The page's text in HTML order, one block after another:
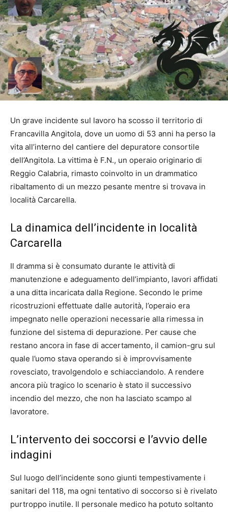
Un grave incidente sul lavoro ha scosso il territorio di
Francavilla Angitola, dove un uomo di 53 anni ha perso la
vita all’interno del cantiere del depuratore consortile
dell’Angitola. La vittima è F.N., un operaio originario di
Reggio Calabria, rimasto coinvolto in un drammatico
ribaltamento di un mezzo pesante mentre si trovava in
località Carcarella.
La dinamica dell’incidente in località
Carcarella
Il dramma si è consumato durante le attività di
manutenzione e adeguamento dell’impianto, lavori affidati
a una ditta incaricata dalla Regione. Secondo le prime
ricostruzioni effettuate dalle autorità, l’operaio era
impegnato nelle operazioni necessarie alla rimessa in
funzione del sistema di depurazione. Per cause che
restano ancora in fase di accertamento, il camion-gru sul
quale l’uomo stava operando si è improvvisamente
rovesciato, travolgendolo e schiacciandolo. A rendere
ancora più tragico lo scenario è stato il successivo
incendio del mezzo, che non ha lasciato scampo al
lavoratore.
L’intervento dei soccorsi e l’avvio delle
indagini
Sul luogo dell’incidente sono giunti tempestivamente i
sanitari del 118, ma ogni tentativo di soccorso si è rivelato
purtroppo inutile. Il personale medico ha potuto soltanto